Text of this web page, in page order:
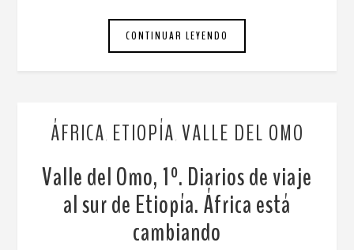
CONTINUAR LEYENDO
ÁFRICA ETIOPÍA VALLE DEL OMO
Valle del Omo, 1º. Diarios de viaje
al sur de Etiopía. África está
cambiando